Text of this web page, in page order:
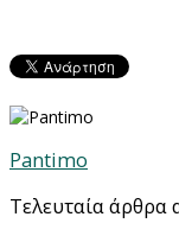
Pantimo
Τελευταία άρθρα